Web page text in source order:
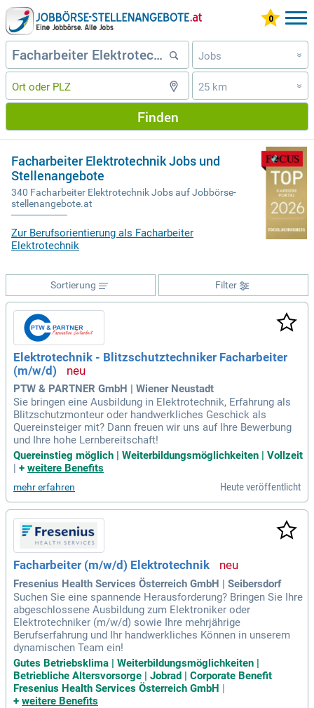
Jobs »
25 km »
Finden
Facharbeiter Elektrotechnik Jobs und
Stellenangebote
340 Facharbeiter Elektrotechnik Jobs auf Jobbörse-
stellenangebote.at
Zur Berufsorientierung als Facharbeiter
Elektrotechnik
Filter
Sortierung
Elektrotechnik - Blitzschutztechniker Facharbeiter
(m/w/d)
PTW & PARTNER GmbH | Wiener Neustadt
Sie bringen eine Ausbildung in Elektrotechnik, Erfahrung als
Blitzschutzmonteur oder handwerkliches Geschick als
Quereinsteiger mit? Dann freuen wir uns auf Ihre Bewerbung
und Ihre hohe Lernbereitschaft!
Quereinstieg möglich | Weiterbildungsmöglichkeiten | Vollzeit
+ weitere Benefits
mehr erfahren Heute veröffentlicht
Facharbeiter (m/w/d) Elektrotechnik
Fresenius Health Services Österreich GmbH | Seibersdorf
Suchen Sie eine spannende Herausforderung? Bringen Sie Ihre
abgeschlossene Ausbildung zum Elektroniker oder
Elektrotechniker (m/w/d) sowie Ihre mehrjährige
Berufserfahrung und Ihr handwerkliches Können in unserem
dynamischen Team ein!
Gutes Betriebsklima | Weiterbildungsmöglichkeiten |
Betriebliche Altersvorsorge | Jobrad | Corporate Benefit
Fresenius Health Services Österreich GmbH |
+ weitere Benefits